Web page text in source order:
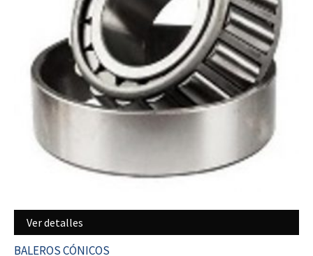
Ver detalles
BALEROS CÓNICOS